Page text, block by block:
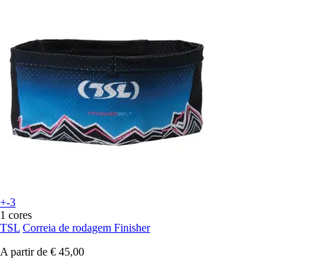
+-3
1 cores
TSL Correia de rodagem Finisher
A partir de € 45,00